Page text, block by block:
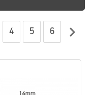
4 5 6